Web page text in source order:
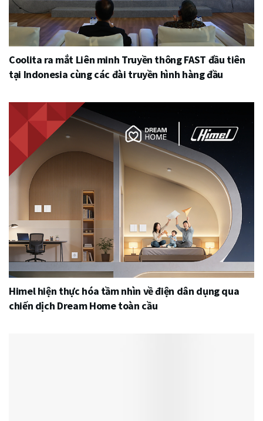
Coolita ra mắt Liên minh Truyền thông FAST đầu tiên
tại Indonesia cùng các đài truyền hình hàng đầu
Himel hiện thực hóa tầm nhìn về điện dân dụng qua
chiến dịch Dream Home toàn cầu